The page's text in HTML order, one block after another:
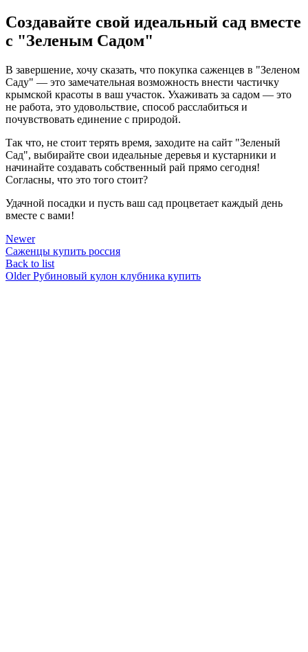
Создавайте свой идеальный сад вместе
с "Зеленым Садом"
В завершение, хочу сказать, что покупка саженцев в "Зеленом
Саду" — это замечательная возможность внести частичку
крымской красоты в ваш участок. Ухаживать за садом — это
не работа, это удовольствие, способ расслабиться и
почувствовать единение с природой.
Так что, не стоит терять время, заходите на сайт "Зеленый
Сад", выбирайте свои идеальные деревья и кустарники и
начинайте создавать собственный рай прямо сегодня!
Согласны, что это того стоит?
Удачной посадки и пусть ваш сад процветает каждый день
вместе с вами!
Newer
Саженцы купить россия
Back to list
Older Рубиновый кулон клубника купить